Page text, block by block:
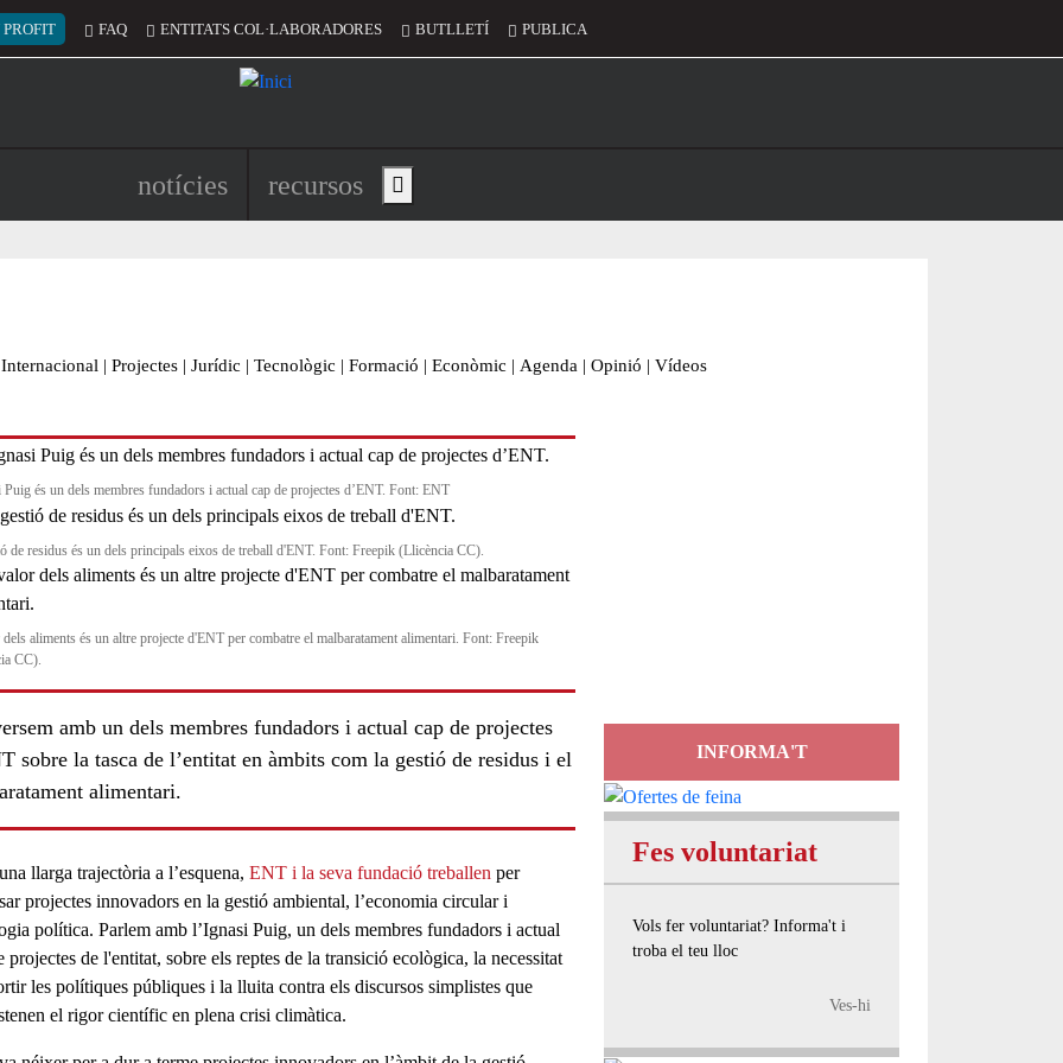
del compte d'usuari
PROFIT FAQ ENTITATS COL·LABORADORES BUTLLETÍ PUBLICA
Navegació principal de l'encapçalament
notícies recursos Show main menu
Internacional | Projectes | Jurídic | Tecnològic | Formació | Econòmic | Agenda | Opinió | Vídeos
és un dels membres fundadors i actual cap de projectes d’ENT. Font: ENT
de residus és un dels principals eixos de treball d'ENT. Font: Freepik (Llicència CC).
aliments és un altre projecte d'ENT per combatre el malbaratament alimentari. Font: Freepik
CC).
amb un dels membres fundadors i actual cap de projectes
sobre la tasca de l’entitat en àmbits com la gestió de residus i el
alimentari.
llarga trajectòria a l’esquena, ENTi la seva fundaciótreballen per
projectes innovadors en la gestió ambiental, l’economia circulari
política. Parlem amb l’Ignasi Puig, un dels membres fundadors i actual
projectes de l'entitat, sobre els reptes de la transició ecològica, la necessitat
les polítiques públiquesi la lluita contra els discursos simplistes que
el rigor científic en plena crisi climàtica.
INFORMA'T
Fes voluntariat
Vols fer voluntariat? Informa't i
troba el teu lloc
Ves-hi